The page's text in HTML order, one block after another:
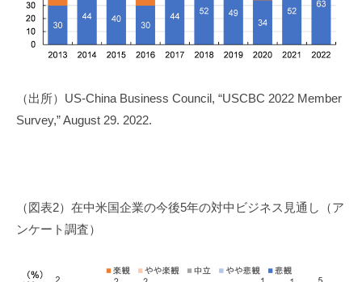
（出所）US-China Business Council, “USCBC 2022 Member
Survey,” August 29. 2022.
（図表2）在中米国企業の今後5年の対中ビジネス見通し（ア
ンケート調査）